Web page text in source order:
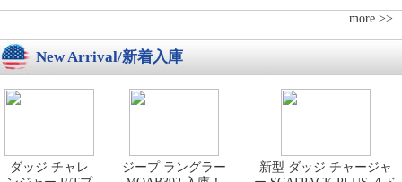
more >>
New Arrival/新着入庫
ダッジ チャレ
ジープ ラングラー
新型 ダッジ チャージャ